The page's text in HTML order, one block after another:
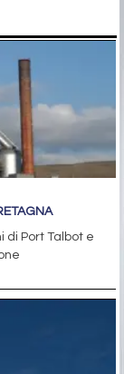
di Port Talbot e